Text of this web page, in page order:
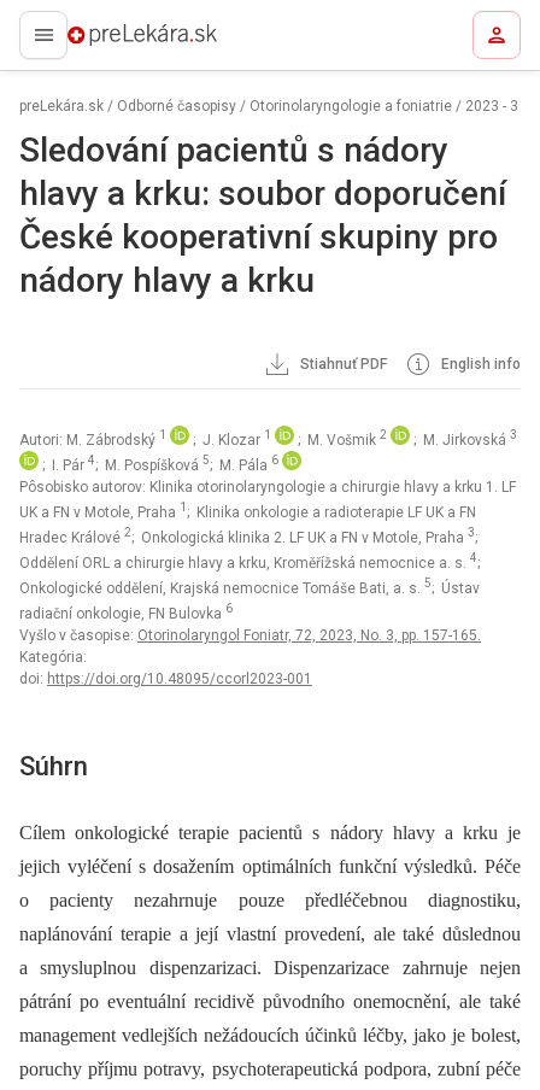
preLekára.sk
preLekára.sk / Odborné časopisy / Otorinolaryngologie a foniatrie / 2023 - 3
Sledování pacientů s nádory
hlavy a krku: soubor doporučení
České kooperativní skupiny pro
nádory hlavy a krku
Stiahnuť PDF English info
Autori: M. Zábrodský 1 ; J. Klozar 1 ; M. Vošmik 2 ; M. Jirkovská 3
; I. Pár 4; M. Pospíšková 5; M. Pála 6
Pôsobisko autorov: Klinika otorinolaryngologie a chirurgie hlavy a krku 1. LF
UK a FN v Motole, Praha 1 ; Klinika onkologie a radioterapie LF UK a FN
Hradec Králové 2; Onkologická klinika 2. LF UK a FN v Motole, Praha 3;
Oddělení ORL a chirurgie hlavy a krku, Kroměřížská nemocnice a. s. 4;
Onkologické oddělení, Krajská nemocnice Tomáše Bati, a. s. 5; Ústav
radiační onkologie, FN Bulovka 6
Vyšlo v časopise: Otorinolaryngol Foniatr, 72, 2023, No. 3, pp. 157-165.
Kategória:
doi: https://doi.org/10.48095/ccorl2023-001
Súhrn
Cílem onkologické terapie pacientů s nádory hlavy a krku je
jejich vyléčení s dosažením optimálních funkční výsledků. Péče
o pacienty nezahrnuje pouze předléčebnou dia­gnostiku,
naplánování terapie a její vlastní provedení, ale také důslednou
a smysluplnou dispenzarizaci. Dispenzarizace zahrnuje nejen
pátrání po eventuální recidivě původního onemocnění, ale také
management vedlejších nežádoucích účinků léčby, jako je bolest,
poruchy příjmu potravy, psychoterapeutická podpora, zubní péče